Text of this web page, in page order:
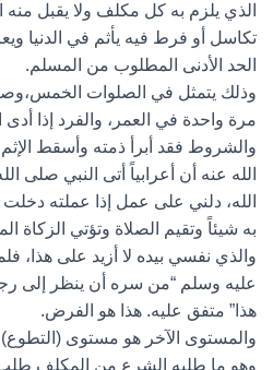
الذي يلزم به كل مكلف ولا يقبل منه
تكاسل أو فرط فيه يأثم في الدنيا
الحد الأدنى المطلوب من المسلم.
وذلك يتمثل في الصلوات
مرة واحدة في العمر، والفرد إذا
والشروط فقد أبرأ ذمته وأسقط
الله عنه أن أعرابياً أتى النبي صلى
الله، دلني على عمل إذا عملته دخلت
به شيئاً وتقيم الصلاة وتؤتي
والذي نفسي بيده لا أزيد على هذا،
عليه وسلم “من سره أن ينظر إلى
هذا” متفق عليه. هذا هو الفرض.
والمستوى الآخر هو مستوى
وهو ما طلبه الشرع من المكلف